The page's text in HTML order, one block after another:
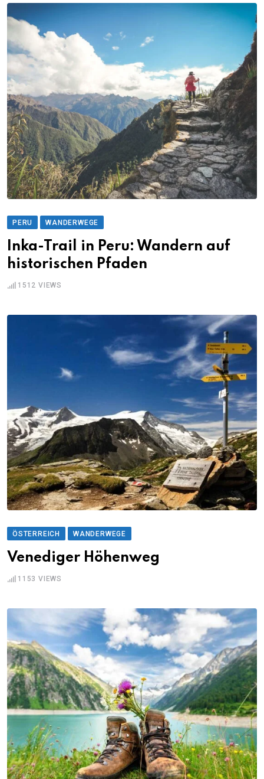
PERU WANDERWEGE
Inka-Trail in Peru: Wandern auf
historischen Pfaden
1512 VIEWS
ÖSTERREICH WANDERWEGE
Venediger Höhenweg
1153 VIEWS